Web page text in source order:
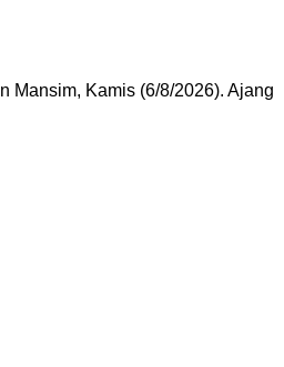
Mansim, Kamis (6/8/2026). Ajang